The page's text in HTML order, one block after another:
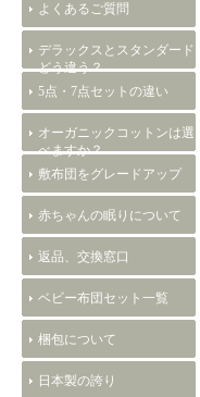
よくあるご質問
デラックスとスタンダード
どう違う？
5点・7点セットの違い
オーガニックコットンは選
べますか？
敷布団をグレードアップ
赤ちゃんの眠りについて
返品、交換窓口
ベビー布団セット一覧
梱包について
日本製の誇り